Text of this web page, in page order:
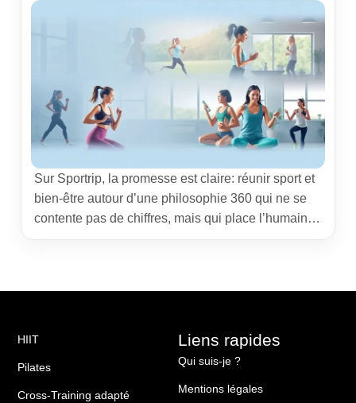
Sur Sportrip, la promesse est claire: réunir sport et
bien-être autour d’une philosophie 360 qui ne se
contente pas de chiffres, mais qui place l’humain
Liens rapides
Qui suis-je ?
Mentions légales
HIIT
Pilates
Cross-Training adapté